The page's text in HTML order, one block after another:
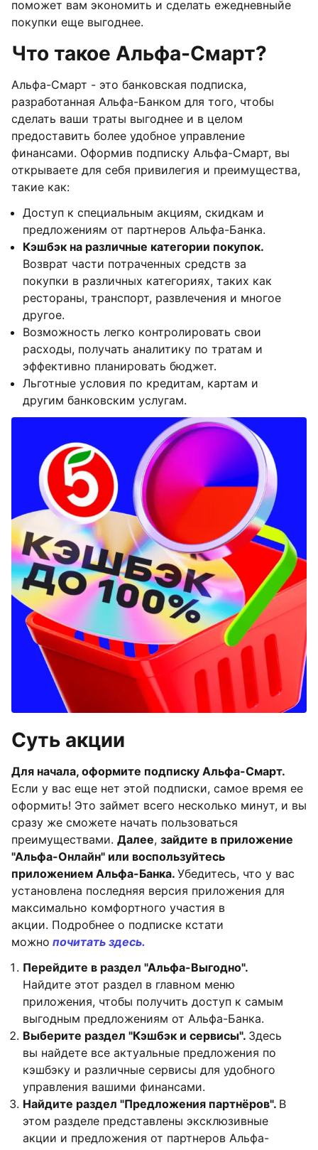
поможет вам экономить и сделать ежедневныйе
покупки еще выгоднее.
Что такое Альфа-Смарт?
Альфа-Смарт - это банковская подписка,
разработанная Альфа-Банком для того, чтобы
сделать ваши траты выгоднее и в целом
предоставить более удобное управление
финансами. Оформив подписку Альфа-Смарт, вы
открываете для себя привилегия и преимущества,
такие как:
Доступ к специальным акциям, скидкам и
предложениям от партнеров Альфа-Банка.
Кэшбэк на различные категории покупок.
Возврат части потраченных средств за
покупки в различных категориях, таких как
рестораны, транспорт, развлечения и многое
другое.
Возможность легко контролировать свои
расходы, получать аналитику по тратам и
эффективно планировать бюджет.
Льготные условия по кредитам, картам и
другим банковским услугам.
Суть акции
Для начала, оформите подписку Альфа-Смарт.
Если у вас еще нет этой подписки, самое время ее
оформить! Это займет всего несколько минут, и вы
сразу же сможете начать пользоваться
преимуществами. Далее, зайдите в приложение
"Альфа-Онлайн" или воспользуйтесь
приложением Альфа-Банка. Убедитесь, что у вас
установлена последняя версия приложения для
максимально комфортного участия в
акции. Подробнее о подписке кстати
можно почитать здесь.
Перейдите в раздел "Альфа-Выгодно".
Найдите этот раздел в главном меню
приложения, чтобы получить доступ к самым
выгодным предложениям от Альфа-Банка.
Выберите раздел "Кэшбэк и сервисы". Здесь
вы найдете все актуальные предложения по
кэшбэку и различные сервисы для удобного
управления вашими финансами.
Найдите раздел "Предложения партнёров". В
этом разделе представлены эксклюзивные
акции и предложения от партнеров Альфа-